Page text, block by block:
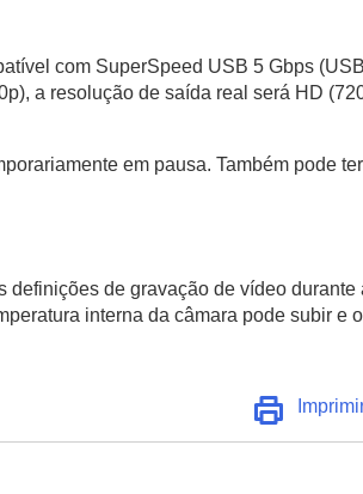
com SuperSpeed USB 5 Gbps
a resolução de saída real será HD
em pausa. Também pode
definições de gravação de vídeo durante
interna da câmara pode subir e